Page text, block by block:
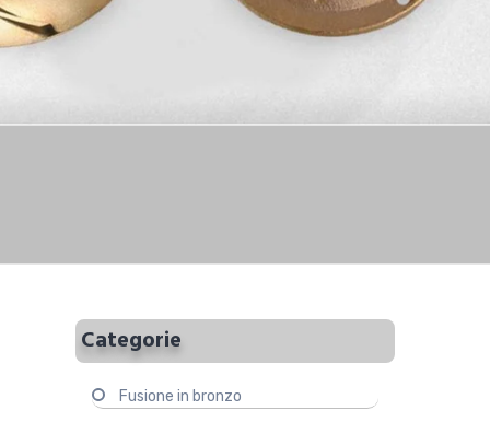
Categorie
Fusione in bronzo